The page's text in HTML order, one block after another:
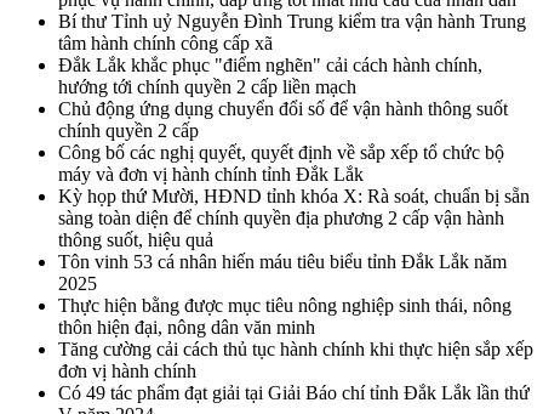
Bí thư Tỉnh uỷ Nguyễn Đình Trung kiểm tra vận hành Trung
tâm hành chính công cấp xã
Đắk Lắk khắc phục "điểm nghẽn" cải cách hành chính,
hướng tới chính quyền 2 cấp liền mạch
Chủ động ứng dụng chuyển đổi số để vận hành thông suốt
chính quyền 2 cấp
Công bố các nghị quyết, quyết định về sắp xếp tổ chức bộ
máy và đơn vị hành chính tỉnh Đắk Lắk
Kỳ họp thứ Mười, HĐND tỉnh khóa X: Rà soát, chuẩn bị sẵn
sàng toàn diện để chính quyền địa phương 2 cấp vận hành
thông suốt, hiệu quả
Tôn vinh 53 cá nhân hiến máu tiêu biểu tỉnh Đắk Lắk năm
2025
Thực hiện bằng được mục tiêu nông nghiệp sinh thái, nông
thôn hiện đại, nông dân văn minh
Tăng cường cải cách thủ tục hành chính khi thực hiện sắp xếp
đơn vị hành chính
Có 49 tác phẩm đạt giải tại Giải Báo chí tỉnh Đắk Lắk lần thứ